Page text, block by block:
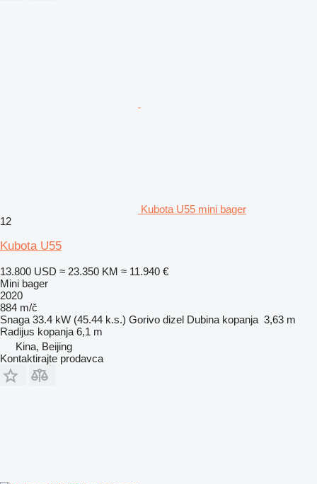
Kubota U55 mini bager
12
Kubota U55
13.800 USD ≈ 23.350 KM ≈ 11.940 €
Mini bager
2020
884 m/č
Snaga 33.4 kW (45.44 k.s.) Gorivo dizel Dubina kopanja 3,63 m
Radijus kopanja 6,1 m
Kina, Beijing
Kontaktirajte prodavca